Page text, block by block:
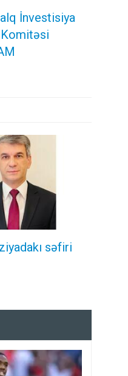
İnvestisiya
səfiri